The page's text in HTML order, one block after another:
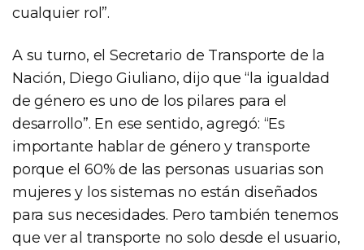
cualquier rol”.
A su turno, el Secretario de Transporte de la
Nación, Diego Giuliano, dijo que “la igualdad
de género es uno de los pilares para el
desarrollo”. En ese sentido, agregó: “Es
importante hablar de género y transporte
porque el 60% de las personas usuarias son
mujeres y los sistemas no están diseñados
para sus necesidades. Pero también tenemos
que ver al transporte no solo desde el usuario,